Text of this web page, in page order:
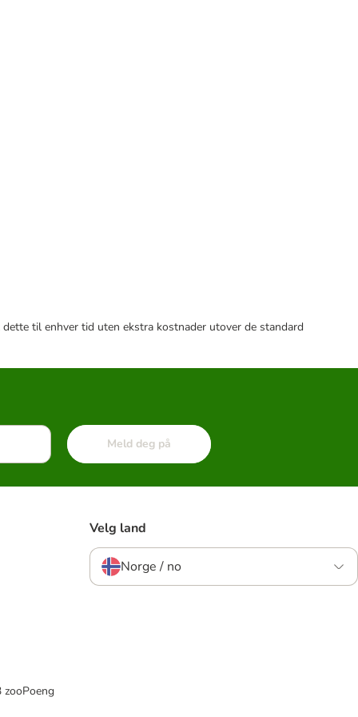
til enhver tid uten ekstra kostnader utover de standard
Meld deg på
zooPoeng
Velg land
Norge / no